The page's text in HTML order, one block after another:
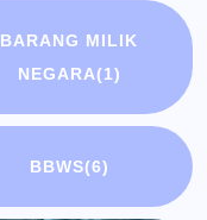
BARANG MILIK
NEGARA(1)
BBWS(6)